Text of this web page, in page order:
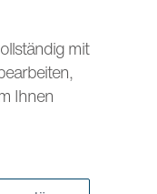
mit
Ihnen